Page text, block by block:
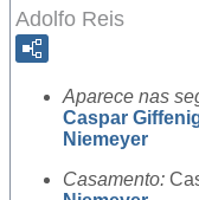
Adolfo Reis
Aparece nas
Caspar
Niemeyer
Casamento: